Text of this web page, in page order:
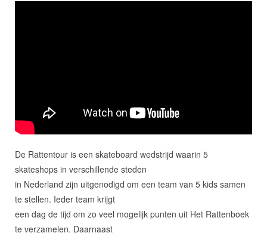
De Rattentour is een skateboard wedstrijd waarin 5
skateshops in verschillende steden
in Nederland zijn uitgenodigd om een team van 5 kids samen
te stellen. Ieder team krijgt
een dag de tijd om zo veel mogelijk punten uit Het Rattenboek
te verzamelen. Daarnaast